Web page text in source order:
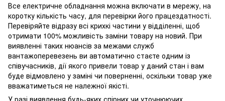
Все електричне обладнання можна включати в мережу, на
коротку кількість часу, для перевірки його працездатності.
Перевіряйте відразу всі крихкі частини у відділенні, щоб
отримати 100% можливість заміни товару на новий. При
виявленні таких нюансів за межами служб
вантажоперевезень ви автоматично стаєте одним із
співучасників, дії якого привели товар у даний стан і вам
буде відмовлено у заміні чи поверненні, оскільки товар уже
вважатиметься не належної якісті.